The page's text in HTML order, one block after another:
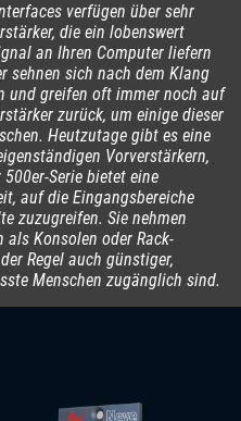
verfügen über sehr
die ein lobenswert
an Ihren Computer liefern
sehnen sich nach dem Klang
und greifen oft immer noch auf
zurück, um einige dieser
Heutzutage gibt es eine
Vorverstärkern,
Serie bietet eine
auf die Eingangsbereiche
zuzugreifen. Sie nehmen
Konsolen oder Rack-
Regel auch günstiger,
Menschen zugänglich sind.